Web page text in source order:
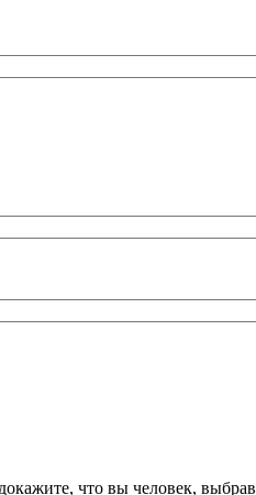
что вы человек, выбрав